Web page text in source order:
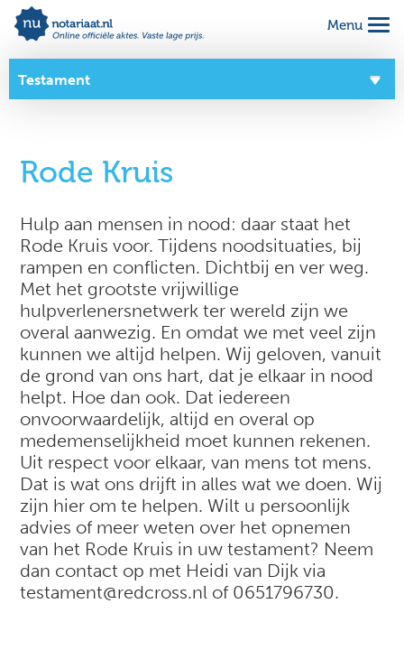
Menu
Alles geregeld voor 1 vaste prijs
Complete notariële akte
Testament
Over dit product
Goede doelen
Rode Kruis
Hulp aan mensen in nood: daar staat het
Rode Kruis voor. Tijdens noodsituaties, bij
rampen en conflicten. Dichtbij en ver weg.
Met het grootste vrijwillige
hulpverlenersnetwerk ter wereld zijn we
overal aanwezig. En omdat we met veel zijn
kunnen we altijd helpen. Wij geloven, vanuit
de grond van ons hart, dat je elkaar in nood
helpt. Hoe dan ook. Dat iedereen
onvoorwaardelijk, altijd en overal op
medemenselijkheid moet kunnen rekenen.
Uit respect voor elkaar, van mens tot mens.
Dat is wat ons drijft in alles wat we doen. Wij
zijn hier om te helpen. Wilt u persoonlijk
advies of meer weten over het opnemen
van het Rode Kruis in uw testament? Neem
dan contact op met Heidi van Dijk via
testament@redcross.nl of 0651796730.